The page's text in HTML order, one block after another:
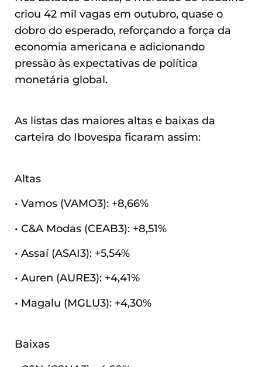
criou 42 mil vagas em outubro, quase o
dobro do esperado, reforçando a força da
economia americana e adicionando
pressão às expectativas de política
monetária global.
As listas das maiores altas e baixas da
carteira do Ibovespa ficaram assim:
Altas
• Vamos (VAMO3): +8,66%
• C&A Modas (CEAB3): +8,51%
• Assaí (ASAI3): +5,54%
• Auren (AURE3): +4,41%
• Magalu (MGLU3): +4,30%
Baixas